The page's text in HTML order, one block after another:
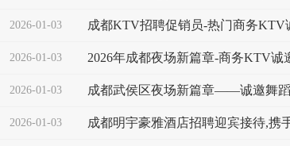
2026-01-03 成都KTV招聘促销员-热门商务KTV
2026-01-03 2026年成都夜场新篇章-商务KTV诚
2026-01-03 成都武侯区夜场新篇章——诚邀舞
2026-01-03 成都明宇豪雅酒店招聘迎宾接待,携